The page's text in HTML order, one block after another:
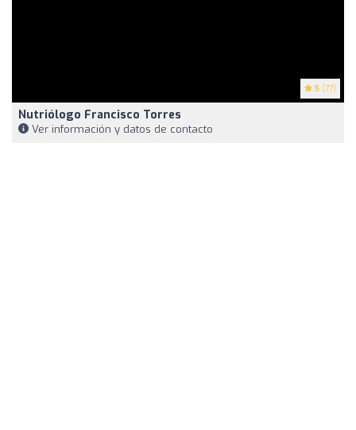
5 (77)
Nutriólogo Francisco Torres
Ver información y datos de contacto